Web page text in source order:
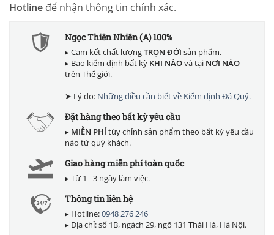
Hotline để nhận thông tin chính xác.
Ngọc Thiên Nhiên (A) 100%
▸ Cam kết chất lượngTRỌN ĐỜI sản phẩm.
▸ Bao kiểm định bất kỳ KHI NÀOvà tại NƠI NÀO
trên Thế giới.
➤ Lý do: Những điều cần biết về Kiểm định Đá Quý.
Đặt hàng theo bất kỳ yêu cầu
▸ MIỄN PHÍ tùy chỉnh sản phẩm theo bất kỳ yêu cầu
nào từ quý khách.
Giao hàng miễn phí toàn quốc
▸ Từ 1 - 3 ngày làm việc.
Thông tin liên hệ
▸ Hotline:0948 276 246
▸ Địa chỉ: số 1B, ngách 29, ngõ 131 Thái Hà, Hà Nội.